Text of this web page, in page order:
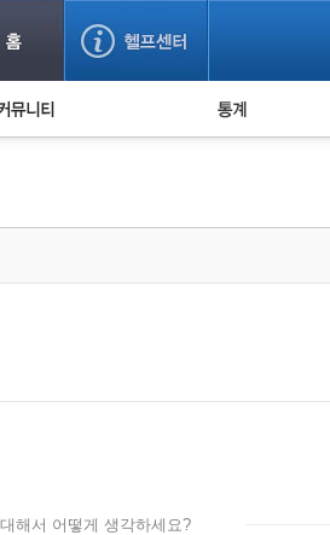
기 예방했어요! 누적 피해사례 통계
해서 어떻게 생각하세요?